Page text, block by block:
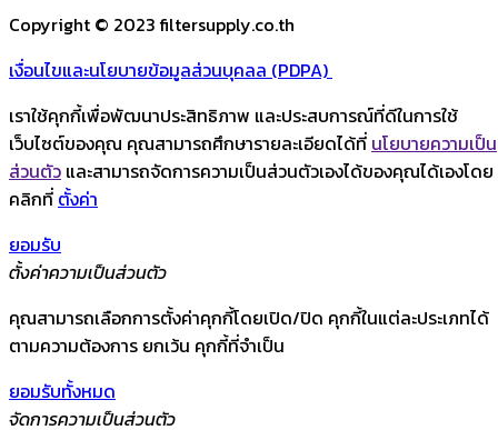
Copyright © 2023 filtersupply.co.th
เงื่อนไขและนโยบายข้อมูลส่วนบุคลล (PDPA)
เราใช้คุกกี้เพื่อพัฒนาประสิทธิภาพ และประสบการณ์ที่ดีในการใช้
เว็บไซต์ของคุณ คุณสามารถศึกษารายละเอียดได้ที่ นโยบายความเป็น
ส่วนตัว และสามารถจัดการความเป็นส่วนตัวเองได้ของคุณได้เองโดย
คลิกที่ ตั้งค่า
ยอมรับ
ตั้งค่าความเป็นส่วนตัว
คุณสามารถเลือกการตั้งค่าคุกกี้โดยเปิด/ปิด คุกกี้ในแต่ละประเภทได้
ตามความต้องการ ยกเว้น คุกกี้ที่จำเป็น
ยอมรับทั้งหมด
จัดการความเป็นส่วนตัว